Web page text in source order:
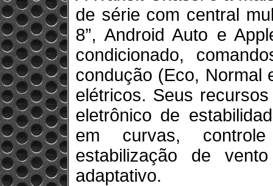
de série com central
8”, Android Auto e
condicionado,
condução (Eco, Normal
elétricos. Seus
eletrônico de
em curvas, controle
estabilização de
adaptativo.